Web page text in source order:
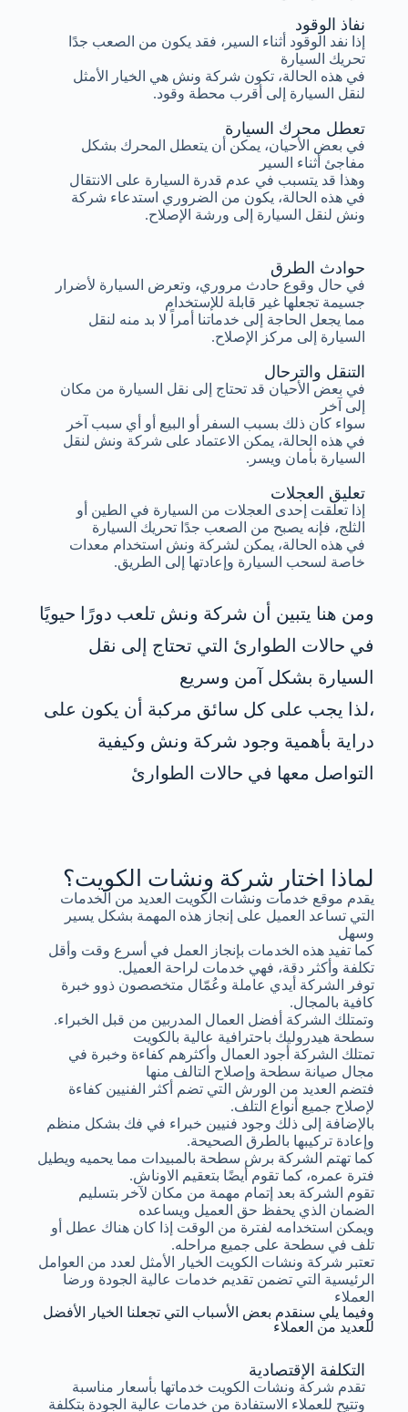
تعطل محرك السيارة
في بعض الأحيان، يمكن أن يتعطل المحرك بشكل
مفاجئ أثناء السير
وهذا قد يتسبب في عدم قدرة السيارة على الانتقال
في هذه الحالة، يكون من الضروري استدعاء شركة
ونش لنقل السيارة إلى ورشة الإصلاح.
نفاذ الوقود
إذا نفد الوقود أثناء السير، فقد يكون من الصعب جدًا
تحريك السيارة
في هذه الحالة، تكون شركة ونش هي الخيار الأمثل
لنقل السيارة إلى أقرب محطة وقود.
تعليق العجلات
إذا تعلقت إحدى العجلات من السيارة في الطين أو
الثلج، فإنه يصبح من الصعب جدًا تحريك السيارة
في هذه الحالة، يمكن لشركة ونش استخدام معدات
خاصة لسحب السيارة وإعادتها إلى الطريق.
التنقل والترحال
في بعض الأحيان قد تحتاج إلى نقل السيارة من مكان
إلى آخر
سواء كان ذلك بسبب السفر أو البيع أو أي سبب آخر
في هذه الحالة، يمكن الاعتماد على شركة ونش لنقل
السيارة بأمان ويسر.
حوادث الطرق
في حال وقوع حادث مروري، وتعرض السيارة لأضرار
جسيمة تجعلها غير قابلة للإستخدام
مما يجعل الحاجة إلى خدماتنا أمراً لا بد منه لنقل
السيارة إلى مركز الإصلاح.
ومن هنا يتبين أن شركة ونش تلعب دورًا حيويًا
في حالات الطوارئ التي تحتاج إلى نقل
السيارة بشكل آمن وسريع
،لذا يجب على كل سائق مركبة أن يكون على
دراية بأهمية وجود شركة ونش وكيفية
التواصل معها في حالات الطوارئ
لماذا اختار شركة ونشات الكويت؟
يقدم موقع خدمات ونشات الكويت العديد من الخدمات
التي تساعد العميل على إنجاز هذه المهمة بشكل يسير
وسهل
كما تفيد هذه الخدمات بإنجاز العمل في أسرع وقت وأقل
تكلفة وأكثر دقة، فهي خدمات لراحة العميل.
توفر الشركة أيدي عاملة وعُمّال متخصصون ذوو خبرة
كافية بالمجال.
وتمتلك الشركة أفضل العمال المدربين من قبل الخبراء.
سطحة هيدروليك باحترافية عالية بالكويت
تمتلك الشركة أجود العمال وأكثرهم كفاءة وخبرة في
مجال صيانة سطحة وإصلاح التالف منها
فتضم العديد من الورش التي تضم أكثر الفنيين كفاءة
لإصلاح جميع أنواع التلف.
بالإضافة إلى ذلك وجود فنيين خبراء في فك بشكل منظم
وإعادة تركيبها بالطرق الصحيحة.
كما تهتم الشركة برش سطحة بالمبيدات مما يحميه ويطيل
فترة عمره، كما تقوم أيضًا بتعقيم الاوناش.
تقوم الشركة بعد إتمام مهمة من مكان لآخر بتسليم
الضمان الذي يحفظ حق العميل ويساعده
ويمكن استخدامه لفترة من الوقت إذا كان هناك عطل أو
تلف في سطحة على جميع مراحله.
تعتبر شركة ونشات الكويت الخيار الأمثل لعدد من العوامل
الرئيسية التي تضمن تقديم خدمات عالية الجودة ورضا
العملاء
وفيما يلي سنقدم بعض الأسباب التي تجعلنا الخيار الأفضل
للعديد من العملاء
التكلفة الإقتصادية
تقدم شركة ونشات الكويت خدماتها بأسعار مناسبة
وتتيح للعملاء الاستفادة من خدمات عالية الجودة بتكلفة